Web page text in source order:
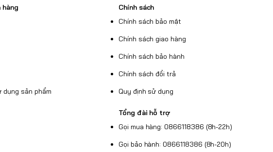
dụng sản phẩm
Chính sách
Chính sách bảo mật
Chính sách giao hàng
Chính sách bảo hành
Chính sách đổi trả
Quy định sử dụng
Tổng đài hỗ trợ
Gọi mua hàng: 0866118386 (8h-22h)
Gọi bảo hành: 0866118386 (8h-20h)